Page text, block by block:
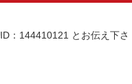
：144410121 とお伝え下さ